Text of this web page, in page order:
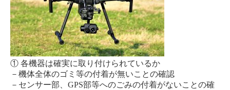
① 各機器は確実に取り付けられているか
－機体全体のゴミ等の付着が無いことの確認
－センサー部、GPS部等へのごみの付着がないことの確